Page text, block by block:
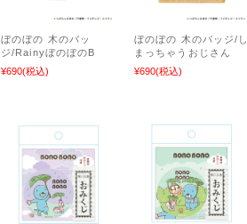
ぼのぼの 木のバッ
ジ/RainyぼのぼのB
¥690(税込)
ぼのぼの 木のバッジ/し
まっちゃうおじさん
¥690(税込)